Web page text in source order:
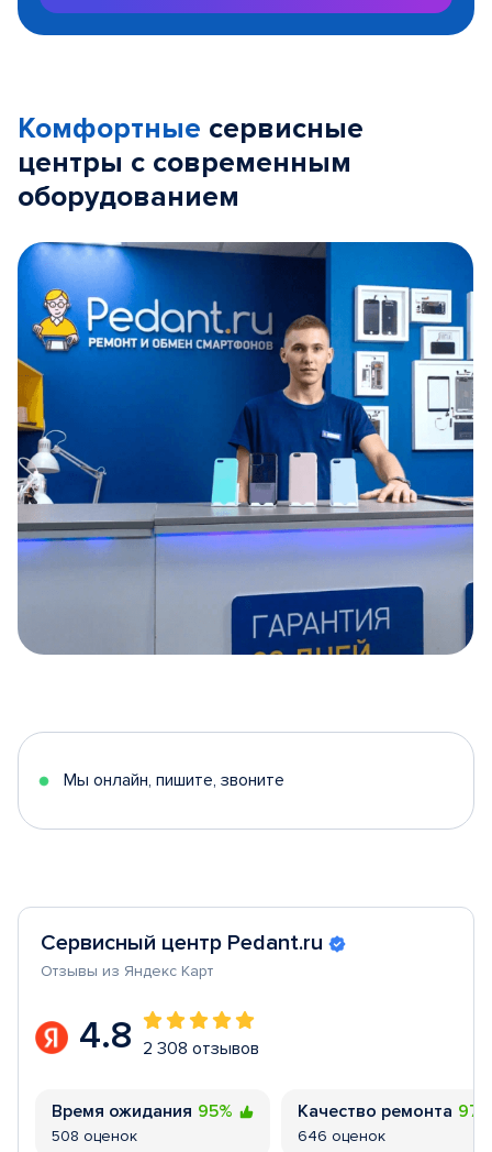
Комфортные сервисные
центры с современным
оборудованием
5
Мы онлайн, пишите, звоните
Сервисный центр Pedant.ru
Отзывы из Яндекс Карт
4.8 2 308 отзывов
Время ожидания 95%
508 оценок
Качество ремонта
646 оценок